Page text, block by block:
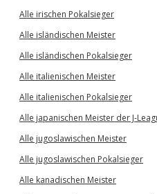
Alle irischen Pokalsieger
Alle isländischen Meister
Alle isländischen Pokalsieger
Alle italienischen Meister
Alle italienischen Pokalsieger
Alle japanischen Meister der J-
Alle jugoslawischen Meister
Alle jugoslawischen Pokalsieger
Alle kanadischen Meister